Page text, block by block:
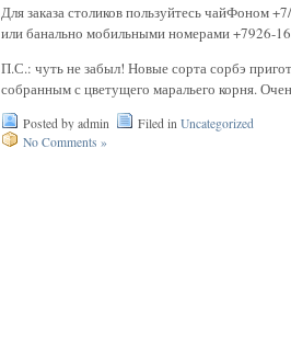
Для заказа столиков пользуйтесь чайФоном
или банально мобильными номерами +7926-
П.С.: чуть не забыл! Новые сорта сорбэ
собранным с цветущего маральего корня.
Posted by admin Filed in Uncategorized
No Comments »